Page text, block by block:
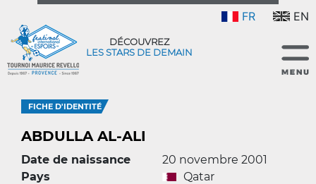
FR EN
DÉCOUVREZ
LES STARS DE DEMAIN
FICHE D'IDENTITÉ
ABDULLA AL-ALI
Date de naissance
20 novembre 2001
Pays
Qatar